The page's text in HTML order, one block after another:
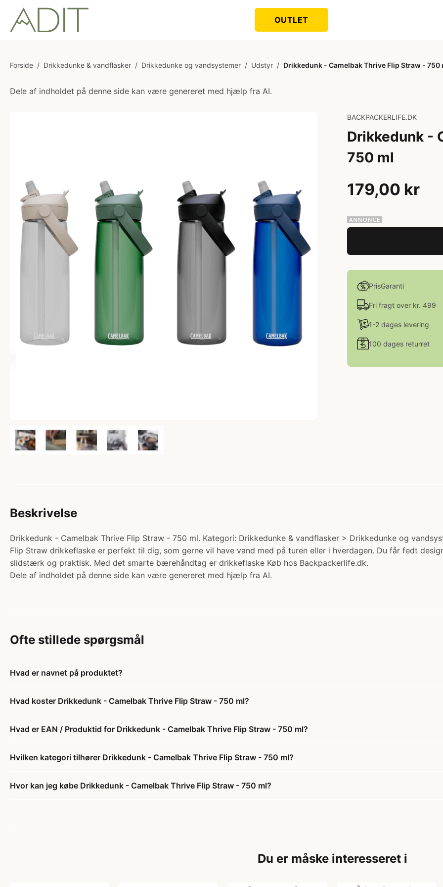
OUTLET
Forside / Drikkedunke & vandflasker / Drikkedunke og vandsystemer / Udstyr / Drikkedunk - Camelbak Thrive Flip Straw - 750
Dele af indholdet på denne side kan være genereret med hjælp fra AI.
BACKPACKERLIFE.DK
Drikkedunk -
750 ml
179,00 kr
PrisGaranti
Fri fragt over kr. 499
1-2 dages levering
100 dages returret
Beskrivelse
Drikkedunk - Camelbak Thrive Flip Straw - 750 ml. Kategori: Drikkedunke & vandflasker > Drikkedunke og
Flip Straw drikkeflaske er perfekt til dig, som gerne vil have vand med på turen eller i hverdagen. Du får fedt
slidstærk og praktisk. Med det smarte bærehåndtag er drikkeflaske Køb hos Backpackerlife.dk.
Dele af indholdet på denne side kan være genereret med hjælp fra AI.
Ofte stillede spørgsmål
Hvad er navnet på produktet?
Hvad koster Drikkedunk - Camelbak Thrive Flip Straw - 750 ml?
Hvad er EAN / Produktid for Drikkedunk - Camelbak Thrive Flip Straw - 750 ml?
Hvilken kategori tilhører Drikkedunk - Camelbak Thrive Flip Straw - 750 ml?
Hvor kan jeg købe Drikkedunk - Camelbak Thrive Flip Straw - 750 ml?
Du er måske interesseret i